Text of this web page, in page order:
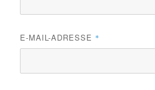
E-MAIL-ADRESSE *